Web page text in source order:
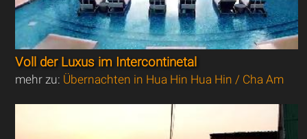
Voll der Luxus im Intercontinetal
mehr zu: Übernachten in Hua Hin Hua Hin / Cha Am